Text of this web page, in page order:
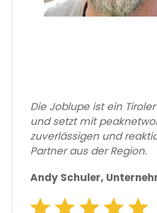
Die Joblupe ist ein
und setzt mit
zuverlässigen und
Partner aus der Region.
Andy Schuler,